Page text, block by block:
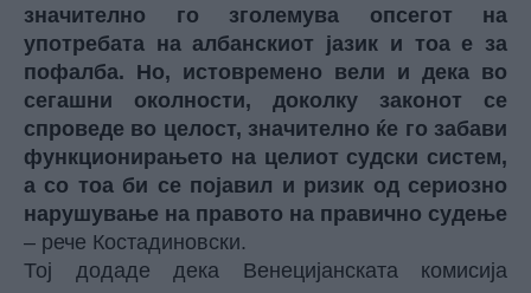
значително го зголемува опсегот на
употребата на албанскиот јазик и тоа е за
пофалба. Но, истовремено вели и дека во
сегашни околности, доколку законот се
спроведе во целост, значително ќе го забави
функционирањето на целиот судски систем,
а со тоа би се појавил и ризик од сериозно
нарушување на правото на правично судење
– рече Костадиновски.
Тој додаде дека Венецијанската комисија